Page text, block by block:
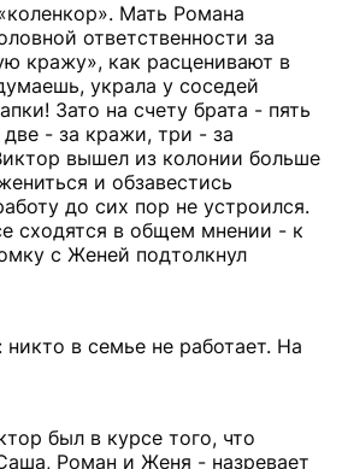
Мать Романа
ответственности за
кражу», как расценивают в
украла у соседей
Зато на счету брата - пять
две - за кражи, три - за
вышел из колонии больше
и обзавестись
до сих пор не устроился.
сходятся в общем мнении - к
с Женей подтолкнул
в семье не работает. На
был в курсе того, что
Роман и Женя - назревает